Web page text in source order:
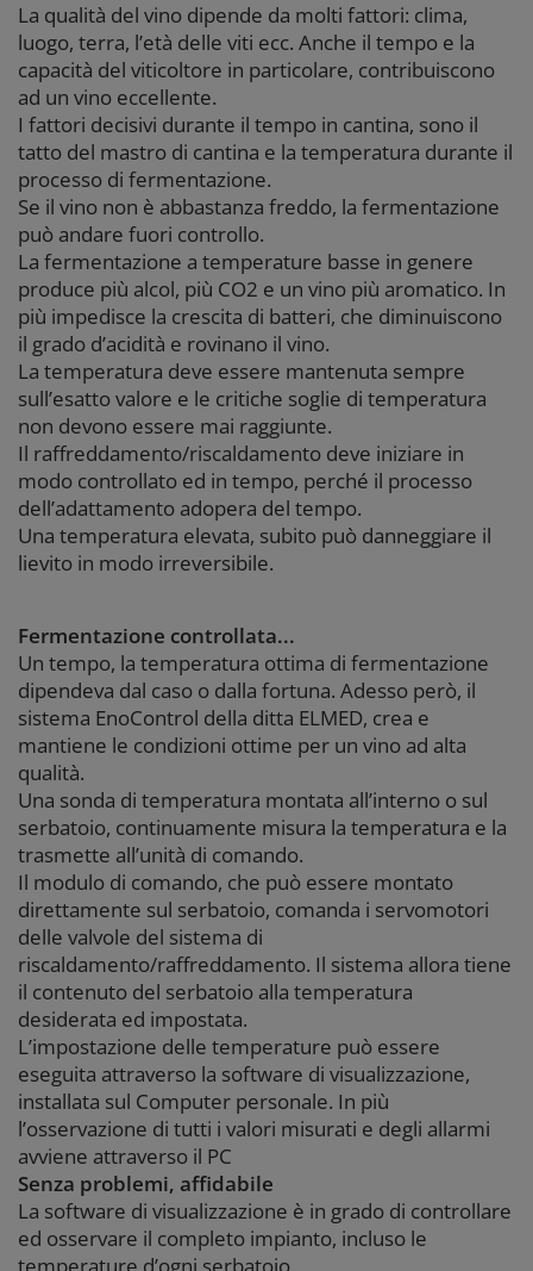
La qualità del vino dipende da molti fattori: clima,
luogo, terra, l’età delle viti ecc. Anche il tempo e la
capacità del viticoltore in particolare, contribuiscono
ad un vino eccellente.
I fattori decisivi durante il tempo in cantina, sono il
tatto del mastro di cantina e la temperatura durante il
processo di fermentazione.
Se il vino non è abbastanza freddo, la fermentazione
può andare fuori controllo.
La fermentazione a temperature basse in genere
produce più alcol, più CO2 e un vino più aromatico. In
più impedisce la crescita di batteri, che diminuiscono
il grado d’acidità e rovinano il vino.
La temperatura deve essere mantenuta sempre
sull’esatto valore e le critiche soglie di temperatura
non devono essere mai raggiunte.
Il raffreddamento/riscaldamento deve iniziare in
modo controllato ed in tempo, perché il processo
dell’adattamento adopera del tempo.
Una temperatura elevata, subito può danneggiare il
lievito in modo irreversibile.
Fermentazione controllata...
Un tempo, la temperatura ottima di fermentazione
dipendeva dal caso o dalla fortuna. Adesso però, il
sistema EnoControl della ditta ELMED, crea e
mantiene le condizioni ottime per un vino ad alta
qualità.
Una sonda di temperatura montata all’interno o sul
serbatoio, continuamente misura la temperatura e la
trasmette all’unità di comando.
Il modulo di comando, che può essere montato
direttamente sul serbatoio, comanda i servomotori
delle valvole del sistema di
riscaldamento/raffreddamento. Il sistema allora tiene
il contenuto del serbatoio alla temperatura
desiderata ed impostata.
L’impostazione delle temperature può essere
eseguita attraverso la software di visualizzazione,
installata sul Computer personale. In più
l’osservazione di tutti i valori misurati e degli allarmi
avviene attraverso il PC
Senza problemi, affidabile
La software di visualizzazione è in grado di controllare
ed osservare il completo impianto, incluso le